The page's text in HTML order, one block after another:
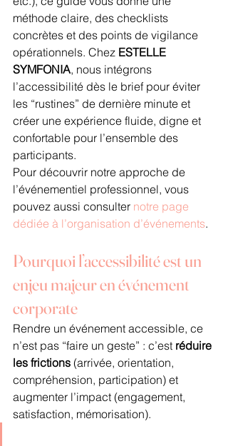
méthode claire, des checklists
concrètes et des points de vigilance
opérationnels. Chez ESTELLE
SYMFONIA, nous intégrons
l’accessibilité dès le brief pour éviter
les “rustines” de dernière minute et
créer une expérience fluide, digne et
confortable pour l’ensemble des
participants.
Pour découvrir notre approche de
l’événementiel professionnel, vous
pouvez aussi consulter notre page
dédiée à l’organisation d’événements.
Pourquoi l’accessibilité est un
enjeu majeur en événement
corporate
Rendre un événement accessible, ce
n’est pas “faire un geste” : c’est réduire
les frictions (arrivée, orientation,
compréhension, participation) et
augmenter l’impact (engagement,
satisfaction, mémorisation).